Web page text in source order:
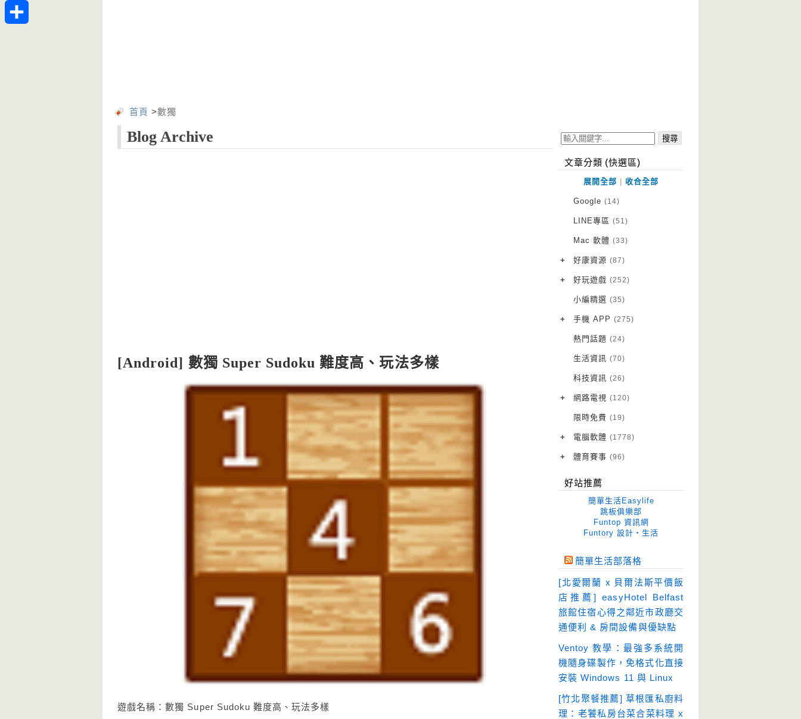
首頁 >數獨
Blog Archive
[Android] 數獨 Super Sudoku 難度高、玩法多樣
遊戲名稱：數獨 Super Sudoku 難度高、玩法多樣
文章分類 (快選區)
展開全部 收合全部
Google (14)
LINE專區 (51)
Mac 軟體 (33)
+ 好康資源 (87)
VPN 翻牆
免費資源
字體下載
網站推薦
+ 好玩遊戲 (252)
Android 遊戲
iOS 遊戲
網頁遊戲
電腦遊戲
小編精選 (35)
+ 手機 APP (275)
Android 軟體
iOS 軟體
Root 相關
越獄JB
熱門話題 (24)
生活資訊 (70)
科技資訊 (26)
+ 網路電視 (120)
電視影集
電視節目
限時免費 (19)
+ 電腦軟體 (1778)
作業系統
優化軟體 (38)
光碟工具 (33)
免安裝 (641)
即時通訊 (23)
壓縮軟體 (9)
安全防護 (55)
影音播放 (51)
影音轉檔 (81)
教育學習 (23)
(18)
+ 體育賽事 (96)
好站推薦
簡單生活Easylife
跳板俱樂部
Funtop 資訊網
Funtory 設計‧生活
簡單生活部落格
[北愛爾蘭 x 貝爾法斯平價飯
店推薦] easyHotel Belfast
旅館住宿心得之鄰近市政廳交
通便利 & 房間設備與優缺點
Ventoy 教學：最強多系統開
機隨身碟製作，免格式化直接
安裝 Windows 11 與 Linux
[竹北聚餐推薦] 草根匯私廚料
理：老饕私房台菜合菜料理 x
Telegram